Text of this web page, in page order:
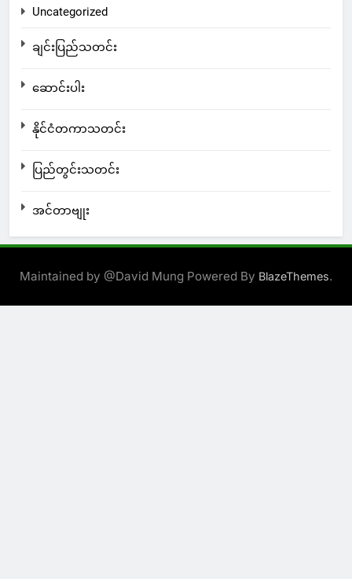
Uncategorized
ချင်းပြည်သတင်း
ဆောင်းပါး
နိုင်ငံတကာသတင်း
ပြည်တွင်းသတင်း
အင်တာဗျုး
Maintained by @David Mung Powered By BlazeThemes.